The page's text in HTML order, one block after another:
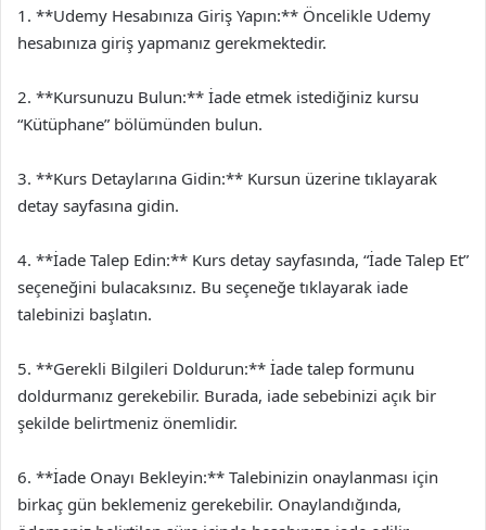
1. **Udemy Hesabınıza Giriş Yapın:** Öncelikle Udemy
hesabınıza giriş yapmanız gerekmektedir.
2. **Kursunuzu Bulun:** İade etmek istediğiniz kursu
“Kütüphane” bölümünden bulun.
3. **Kurs Detaylarına Gidin:** Kursun üzerine tıklayarak
detay sayfasına gidin.
4. **İade Talep Edin:** Kurs detay sayfasında, “İade Talep Et”
seçeneğini bulacaksınız. Bu seçeneğe tıklayarak iade
talebinizi başlatın.
5. **Gerekli Bilgileri Doldurun:** İade talep formunu
doldurmanız gerekebilir. Burada, iade sebebinizi açık bir
şekilde belirtmeniz önemlidir.
6. **İade Onayı Bekleyin:** Talebinizin onaylanması için
birkaç gün beklemeniz gerekebilir. Onaylandığında,